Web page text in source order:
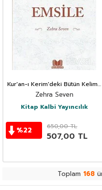
Kur'an-ı Kerim'deki Bütün Kelime
Çözümleriyle Emsile
Zehra Seven
Kitap Kalbi Yayıncılık
%22 650,00TL
507,00 TL
Toplam 168